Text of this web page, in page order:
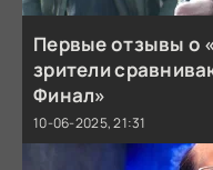
Первые отзывы о
зрители
Финал»
10-06-2025, 21:31